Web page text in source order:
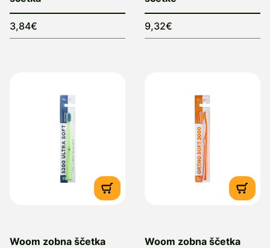
3,84€ 9,32€
Woom zobna ščetka
Woom zobna ščetka